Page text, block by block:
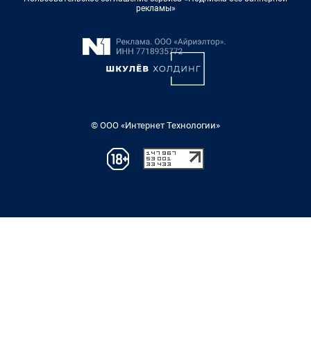
рекламы»
© ООО «Интернет Технологии»